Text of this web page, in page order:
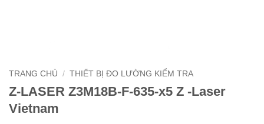
TRANG CHỦ / THIẾT BỊ ĐO LƯỜNG KIỂM TRA
Z-LASER Z3M18B-F-635-x5 Z -Laser
Vietnam